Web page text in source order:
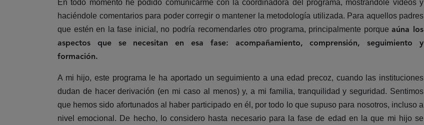
En todo momento he podido comunicarme con la coordinadora del programa, mostrándole vídeos y
haciéndole comentarios para poder corregir o mantener la metodología utilizada. Para aquellos padres
que estén en la fase inicial, no podría recomendarles otro programa, principalmente porqueaúna los
aspectos que se necesitan en esa fase: acompañamiento, comprensión, seguimiento y
formación.
A mi hijo, este programa le ha aportado un seguimiento a una edad precoz, cuando las instituciones
dudan de hacer derivación (en mi caso al menos) y, a mi familia, tranquilidad y seguridad. Sentimos
que hemos sido afortunados al haber participado en él, por todo lo que supuso para nosotros, incluso a
nivel emocional. De hecho, lo considero hasta necesario para la fase de edad en la que mi hijo se